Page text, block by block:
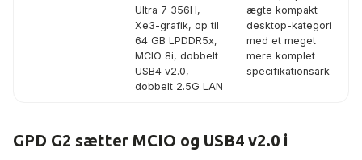
Ultra 7 356H,
Xe3-grafik, op til
64 GB LPDDR5x,
MCIO 8i, dobbelt
USB4 v2.0,
dobbelt 2.5G LAN
ægte kompakt
desktop-kategori
med et meget
mere komplet
specifikationsark
GPD G2 sætter MCIO og USB4 v2.0 i